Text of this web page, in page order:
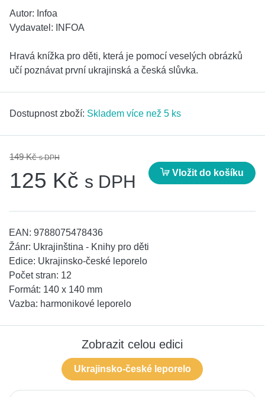
Autor: Infoa
Vydavatel:
INFOA
Hravá knížka pro děti, která je pomocí veselých obrázků
učí poznávat první ukrajinská a česká slůvka.
Dostupnost zboží: Skladem více než 5 ks
149 Kčs DPH
125 Kč s DPH Vložit do košíku
EAN: 9788075478436
Žánr: Ukrajinština - Knihy pro děti
Edice: Ukrajinsko-české leporelo
Počet stran: 12
Formát: 140 x 140 mm
Vazba: harmonikové leporelo
Zobrazit celou edici
Ukrajinsko-české leporelo